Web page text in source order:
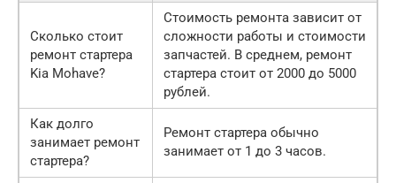
Сколько стоит
ремонт стартера
Kia Mohave?
Стоимость ремонта зависит от
сложности работы и стоимости
запчастей. В среднем, ремонт
стартера стоит от 2000 до 5000
рублей.
Как долго
занимает ремонт
стартера?
Ремонт стартера обычно
занимает от 1 до 3 часов.